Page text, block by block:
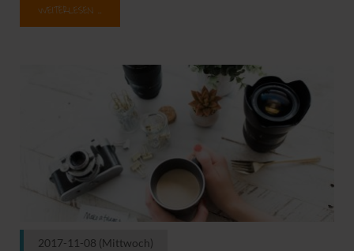
WEITERLESEN …
2017-11-08 (Mittwoch)